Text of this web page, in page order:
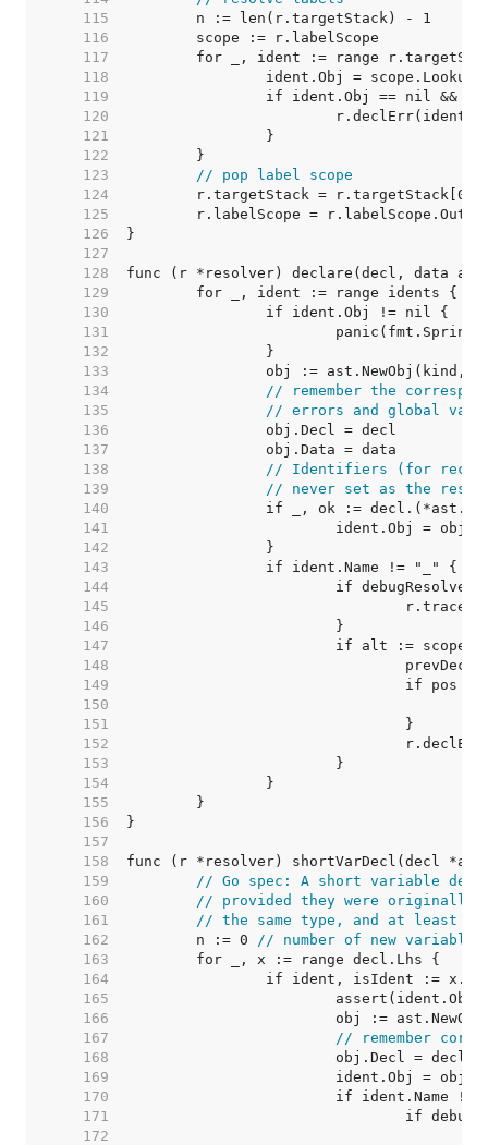
   115
   116
   117
   118
   119
   120
   121
   122
   123
// pop label scope
   124
   125
   126
   127
   128
   129
   130
   131
   132
   133
   134
// remember the
   135
// errors and global
   136
   137
   138
// Identifiers (for
   139
// never set as the
   140
   141
   142
   143
   144
   145
   146
   147
   148
   149
   150
   151
   152
   153
   154
   155
   156
   157
   158
   159
// Go spec: A short variable
   160
// provided they were originally
   161
// the same type, and at least
   162
	n := 0
// number of new variables
   163
   164
   165
   166
   167
// remember
   168
   169
   170
   171
   172